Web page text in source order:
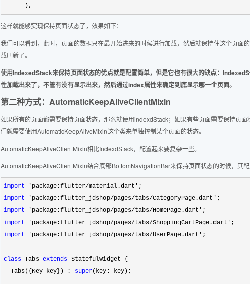
      ),
这样就能够实现保持页面状态了，效果如下：
我们可以看到，此时，页面的数据只在最开始进来的时候进行加载，然后就保持住这个页面
载刷新了。
使用IndexedStack来保持页面状态的优点就是配置简单，但是它也有很大的缺点：
性加载出来了，不管有没有显示出来，然后通过index属性来确定到底显示哪一个页面。
第二种方式：AutomaticKeepAliveClientMixin
如果所有的页面都需要保持页面状态，那么就使用indexdStack；如果有些页面需要保持页
们就需要使用AutomaticKeepAliveMixin这个类来单独控制某个页面的状态。
AutomaticKeepAliveClientMixin相比IndexdStack，配置起来要复杂一些。
AutomaticKeepAliveClientMixin结合底部BottomNavigationBar来保持页面状态的时候，其配
import 'package:flutter/material.dart'
import 'package:flutter_jdshop/pages/tabs/CategoryPage.dart'
import 'package:flutter_jdshop/pages/tabs/HomePage.dart'
import 'package:flutter_jdshop/pages/tabs/ShoppingCartPage.dart'
import 'package:flutter_jdshop/pages/tabs/UserPage.dart' ;
class Tabs extends StatefulWidget {
  Tabs({Key key}) :
super(key: key);